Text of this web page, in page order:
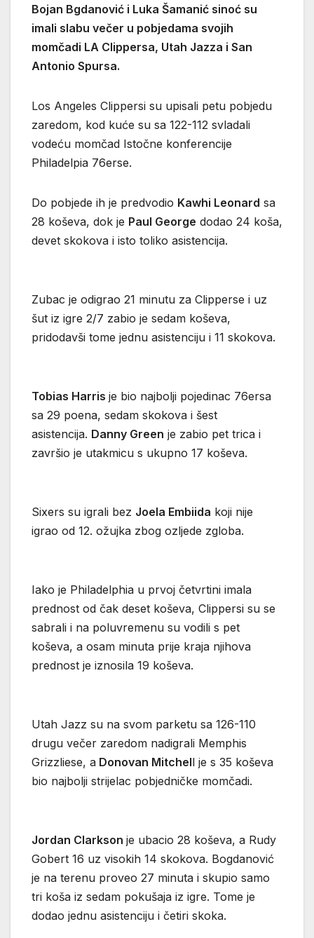
Bojan Bgdanović i Luka Šamanić sinoć su
imali slabu večer u pobjedama svojih
momčadi LA Clippersa, Utah Jazza i San
Antonio Spursa.
Los Angeles Clippersi su upisali petu pobjedu
zaredom, kod kuće su sa 122-112 svladali
vodeću momčad Istočne konferencije
Philadelpia 76erse.
Do pobjede ih je predvodio Kawhi Leonard sa
28 koševa, dok je Paul George dodao 24 koša,
devet skokova i isto toliko asistencija.
Zubac je odigrao 21 minutu za Clipperse i uz
šut iz igre 2/7 zabio je sedam koševa,
pridodavši tome jednu asistenciju i 11 skokova.
Tobias Harris je bio najbolji pojedinac 76ersa
sa 29 poena, sedam skokova i šest
asistencija. Danny Green je zabio pet trica i
završio je utakmicu s ukupno 17 koševa.
Sixers su igrali bez Joela Embiida koji nije
igrao od 12. ožujka zbog ozljede zgloba.
Iako je Philadelphia u prvoj četvrtini imala
prednost od čak deset koševa, Clippersi su se
sabrali i na poluvremenu su vodili s pet
koševa, a osam minuta prije kraja njihova
prednost je iznosila 19 koševa.
Utah Jazz su na svom parketu sa 126-110
drugu večer zaredom nadigrali Memphis
Grizzliese, a Donovan Mitchell je s 35 koševa
bio najbolji strijelac pobjedničke momčadi.
Jordan Clarkson je ubacio 28 koševa, a Rudy
Gobert 16 uz visokih 14 skokova. Bogdanović
je na terenu proveo 27 minuta i skupio samo
tri koša iz sedam pokušaja iz igre. Tome je
dodao jednu asistenciju i četiri skoka.